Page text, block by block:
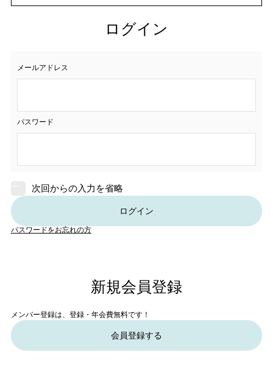
ログイン
メールアドレス
パスワード
次回からの入力を省略
ログイン
パスワードをお忘れの方
新規会員登録
メンバー登録は、登録・年会費無料です！
会員登録する